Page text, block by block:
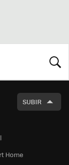
SUBIR
Home